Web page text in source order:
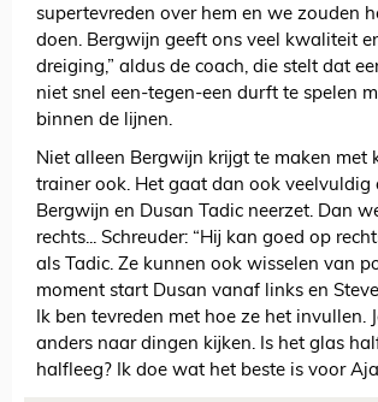
supertevreden over hem en we zouden
doen. Bergwijn geeft ons veel kwaliteit
dreiging,” aldus de coach, die stelt dat
niet snel een-tegen-een durft te spelen
binnen de lijnen.
Niet alleen Bergwijn krijgt te maken met
trainer ook. Het gaat dan ook veelvuldig
Bergwijn en Dusan Tadic neerzet. Dan
rechts... Schreuder: “Hij kan goed op
als Tadic. Ze kunnen ook wisselen van
moment start Dusan vanaf links en
Ik ben tevreden met hoe ze het invullen.
anders naar dingen kijken. Is het glas
halfleeg? Ik doe wat het beste is voor